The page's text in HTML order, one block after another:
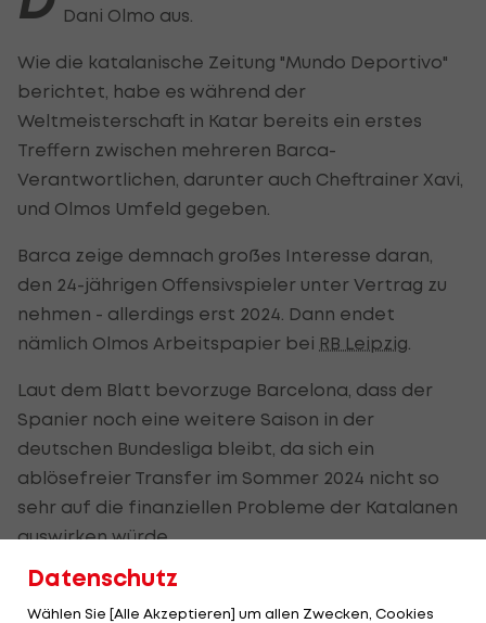
Dani Olmo aus.
Wie die katalanische Zeitung "Mundo Deportivo"
berichtet, habe es während der
Weltmeisterschaft in Katar bereits ein erstes
Treffern zwischen mehreren Barca-
Verantwortlichen, darunter auch Cheftrainer Xavi,
und Olmos Umfeld gegeben.
Barca zeige demnach großes Interesse daran,
den 24-jährigen Offensivspieler unter Vertrag zu
nehmen - allerdings erst 2024. Dann endet
nämlich Olmos Arbeitspapier bei RB Leipzig
Laut dem Blatt bevorzuge Barcelona, dass der
Spanier noch eine weitere Saison in der
deutschen Bundesliga bleibt, da sich ein
ablösefreier Transfer im Sommer 2024 nicht so
sehr auf die finanziellen Probleme der Katalanen
auswirken würde.
Schlagen finanzstärkere Klubs zu?
Datenschutz
Wählen Sie [Alle Akzeptieren] um allen Zwecken, Cookies